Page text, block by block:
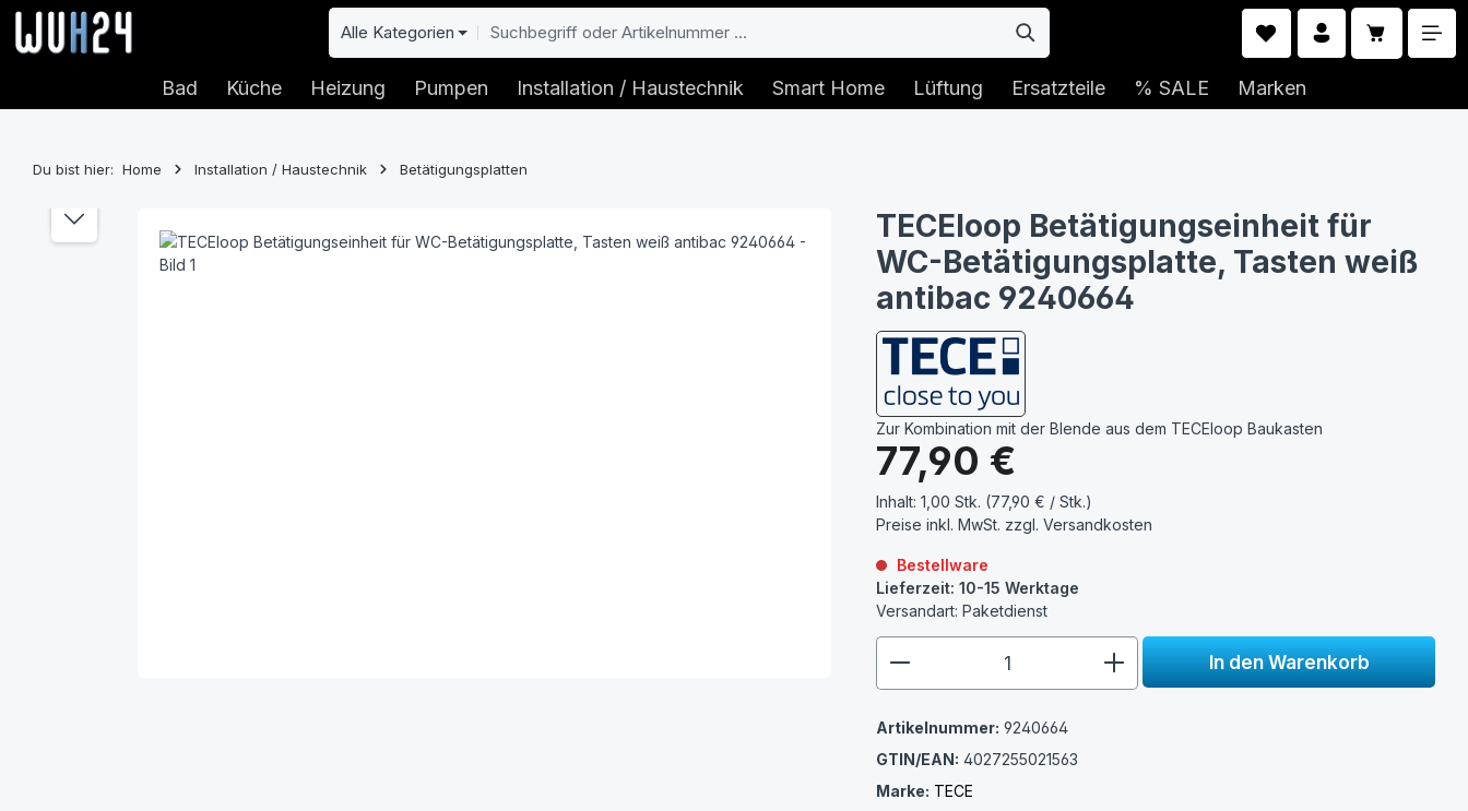
Hauptinhalt springen
Zur Suche springen
Zur Hauptnavigation springen Alle Kategorien
Bad Küche Heizung Pumpen Installation / Haustechnik Smart Home Lüftung Ersatzteile % SALE Marken
Du bist hier: Home Installation / Haustechnik Betätigungsplatten
Bildergalerie überspringen
TECEloop Betätigungseinheit für
WC-Betätigungsplatte, Tasten weiß
antibac 9240664
Zur Kombination mit der Blende aus dem TECEloop Baukasten
77,90 €
Inhalt:1,00 Stk. (77,90 € / Stk.)
Preise inkl. MwSt. zzgl.Versandkosten
Bestellware
Lieferzeit: 10-15 Werktage
Versandart: Paketdienst
In den Warenkorb
Artikelnummer: 9240664
GTIN/EAN: 4027255021563
Marke: TECE